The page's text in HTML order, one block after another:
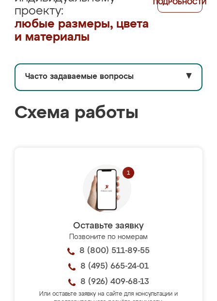
проекту:
любые размеры, цвета
и материалы
ПОДРОБНОСТИ
Часто задаваемые вопросы ▼
Схема работы
Оставьте заявку
Позвоните по номерам
8 (800) 511-89-55
8 (495) 665-24-01
8 (926) 409-68-13
Или оставьте заявку на сайте для консультации и